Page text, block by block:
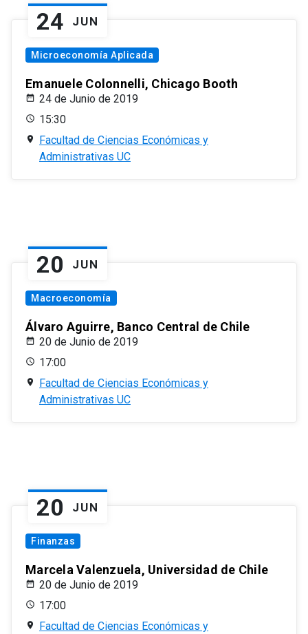
24 JUN
Microeconomía Aplicada
Emanuele Colonnelli, Chicago Booth
24 de Junio de 2019
15:30
Facultad de Ciencias Económicas y
Administrativas UC
20 JUN
Macroeconomía
Álvaro Aguirre, Banco Central de Chile
20 de Junio de 2019
17:00
Facultad de Ciencias Económicas y
Administrativas UC
20 JUN
Finanzas
Marcela Valenzuela, Universidad de Chile
20 de Junio de 2019
17:00
Facultad de Ciencias Económicas y